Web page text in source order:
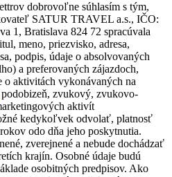
dobrovoľne súhlasím s tým,
SATUR TRAVEL a.s., IČO:
1, Bratislava 824 72 spracúvala
meno, priezvisko, adresa,
podpis, údaje o absolvovaných
a preferovaných zájazdoch,
o aktivitách vykonávaných na
podobizeň, zvukový, zvukovo-
aktivít
kedykoľvek odvolať, platnosť
odo dňa jeho poskytnutia.
zverejnené a nebude dochádzať
krajín. Osobné údaje budú
osobitných predpisov. Ako